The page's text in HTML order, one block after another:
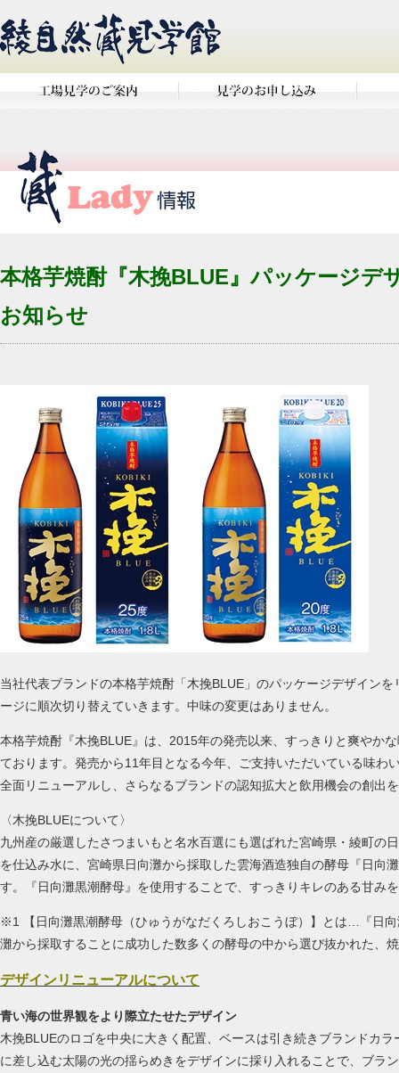
本格芋焼酎『木挽BLUE』パッケージデ
お知らせ
当社代表ブランドの本格芋焼酎「木挽BLUE」のパッケージデザイン
ージに順次切り替えていきます。中味の変更はありません。
本格芋焼酎『木挽BLUE』は、2015年の発売以来、すっきりと爽やか
ております。発売から11年目となる今年、ご支持いただいている味わ
全面リニューアルし、さらなるブランドの認知拡大と飲用機会の創出
〈木挽BLUEについて〉
九州産の厳選したさつまいもと名水百選にも選ばれた宮崎県・綾町の
を仕込み水に、宮崎県日向灘から採取した雲海酒造独自の酵母『日向
す。『日向灘黒潮酵母』を使用することで、すっきりキレのある甘み
※1 【日向灘黒潮酵母（ひゅうがなだくろしおこうぼ）】とは…『日
灘から採取することに成功した数多くの酵母の中から選び抜かれた、
デザインリニューアルについて
青い海の世界観をより際立たせたデザイン
木挽BLUEのロゴを中央に大きく配置、ベースは引き続きブランドカ
に差し込む太陽の光の揺らめきをデザインに採り入れることで、ブラ